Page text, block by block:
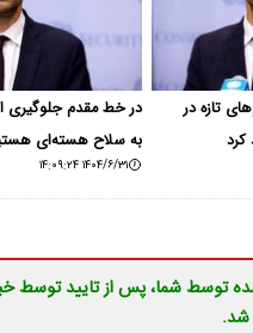
تازه در
در خط مقدم جلوگیری
به سلاح هسته‌ای
۱۴۰۴/۶/۳۱ ۱۴:۰۹:۲۴
توسط شما، پس از تایید توسط
شد.